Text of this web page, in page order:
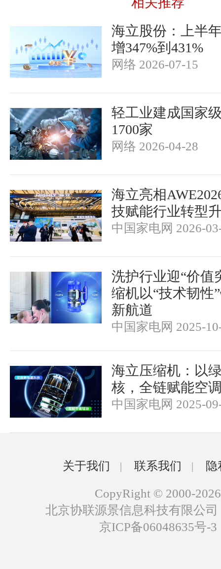
海立股份：上半
增347%到431%
网络 2026-07-15
轻工业建成国家
1700家
网络 2026-04-28
海立亮相
技赋能行业转型
中国家电网 2026-
洗护行业迎“价值
缩机以“技术韧性
新航道
中国家电网 2025-
海立压缩机：以
核，全链赋能空
中国家电网 2025-
关于我们 | 联系我们 |
CopyRight © 2000-2026
北京协联源景信息科技有限公
京ICP备06048635号-3